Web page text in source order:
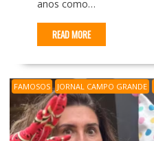
anos como…
READ MORE
FAMOSOS JORNAL CAMPO GRANDE